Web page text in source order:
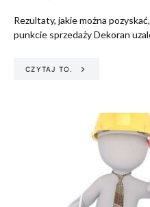
Rezultaty, jakie można
punkcie sprzedaży Dekoran
CZYTAJ TO.